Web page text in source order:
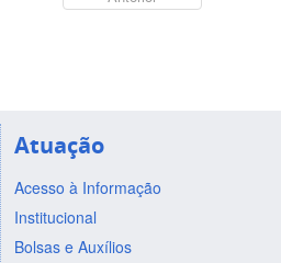
Atuação
Acesso à Informação
Institucional
Bolsas e Auxílios